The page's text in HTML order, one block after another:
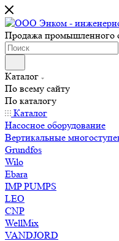
Продажа промышленного
Каталог
По всему сайту
По каталогу
Каталог
Насосное оборудование
Вертикальные
Grundfos
Wilo
Ebara
IMP PUMPS
LEO
CNP
WellMix
VANDJORD